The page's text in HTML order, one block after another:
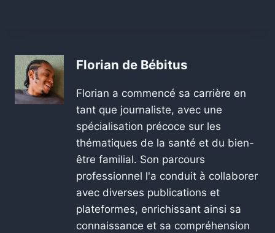
Florian de Bébitus
Florian a commencé sa carrière en
tant que journaliste, avec une
spécialisation précoce sur les
thématiques de la santé et du bien-
être familial. Son parcours
professionnel l'a conduit à collaborer
avec diverses publications et
plateformes, enrichissant ainsi sa
connaissance et sa compréhension